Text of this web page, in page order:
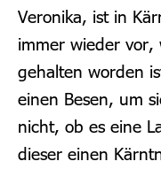
Veronika, ist in
immer wieder vor,
gehalten worden
einen Besen, um
nicht, ob es eine
dieser einen